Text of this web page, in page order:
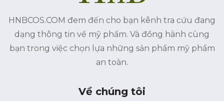
HNBCOS.COM đem đến cho bạn kênh tra cứu đang
dạng thông tin về mỹ phẩm. Và đồng hành cùng
bạn trong việc chọn lựa những sản phẩm mỹ phẩm
an toàn.
Về chúng tôi